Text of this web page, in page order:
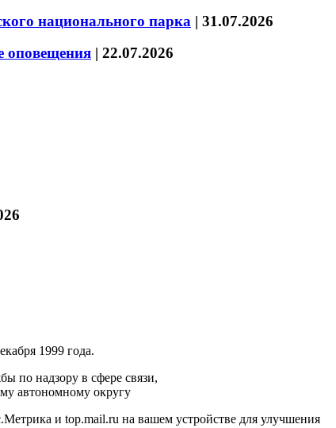
национального парка | 31.07.2026
оповещения | 22.07.2026
1999 года.
по надзору в сфере связи,
автономному округу
и top.mail.ru на вашем устройстве для улучшения